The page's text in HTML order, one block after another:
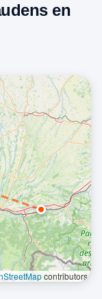
en
contributors